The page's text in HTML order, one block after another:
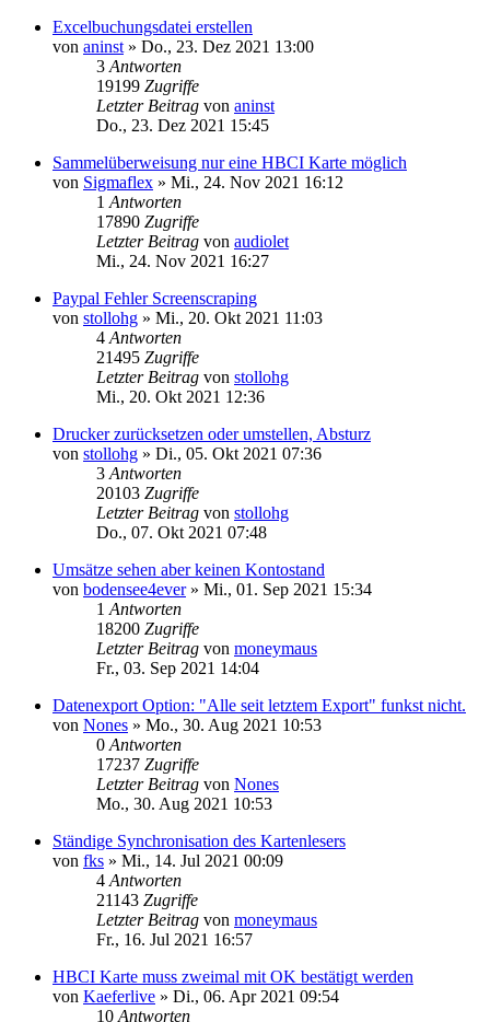
Excelbuchungsdatei erstellen
von aninst » Do., 23. Dez 2021 13:00
3 Antworten
19199 Zugriffe
Letzter Beitrag von aninst
Do., 23. Dez 2021 15:45
Sammelüberweisung nur eine HBCI Karte möglich
von Sigmaflex » Mi., 24. Nov 2021 16:12
1 Antworten
17890 Zugriffe
Letzter Beitrag von audiolet
Mi., 24. Nov 2021 16:27
Paypal Fehler Screenscraping
von stollohg » Mi., 20. Okt 2021 11:03
4 Antworten
21495 Zugriffe
Letzter Beitrag von stollohg
Mi., 20. Okt 2021 12:36
Drucker zurücksetzen oder umstellen, Absturz
von stollohg » Di., 05. Okt 2021 07:36
3 Antworten
20103 Zugriffe
Letzter Beitrag von stollohg
Do., 07. Okt 2021 07:48
Umsätze sehen aber keinen Kontostand
von bodensee4ever» Mi., 01. Sep 2021 15:34
1 Antworten
18200 Zugriffe
Letzter Beitrag von moneymaus
Fr., 03. Sep 2021 14:04
Datenexport Option: "Alle seit letztem Export" funkst nicht.
von Nones » Mo., 30. Aug 2021 10:53
0 Antworten
17237 Zugriffe
Letzter Beitrag von Nones
Mo., 30. Aug 2021 10:53
Ständige Synchronisation des Kartenlesers
von fks » Mi., 14. Jul 2021 00:09
4 Antworten
21143 Zugriffe
Letzter Beitrag von moneymaus
Fr., 16. Jul 2021 16:57
HBCI Karte muss zweimal mit OK bestätigt werden
von Kaeferlive » Di., 06. Apr 2021 09:54
10 Antworten